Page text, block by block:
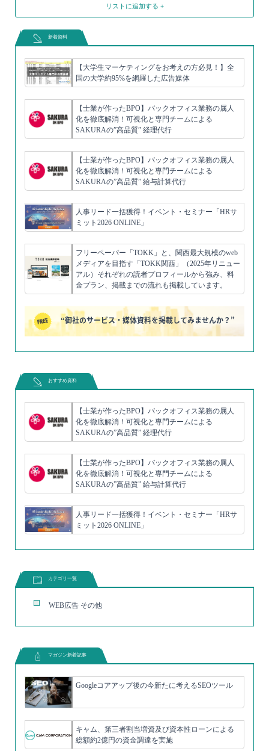
リストに追加する +
新着資料
【大学生マーケティングをお考えの方必見！】全
国の大学約95%を網羅した広告媒体
【士業が作ったBPO】バックオフィス業務の属人
化を徹底解消！可視化と専門チームによる
SAKURAの”高品質” 経理代行
【士業が作ったBPO】バックオフィス業務の属人
化を徹底解消！可視化と専門チームによる
SAKURAの”高品質” 給与計算代行
人事リード一括獲得！イベント・セミナー「HRサ
ミット2026 ONLINE」
フリーペーパー「TOKK」と、関西最大規模のweb
メディアを目指す「TOKK関西」（2025年リニュー
アル）それぞれの読者プロフィールから強み、料
金プラン、掲載までの流れも掲載しています。
“御社のサービス・媒体資料を掲載してみませんか？”
おすすめ資料
【士業が作ったBPO】バックオフィス業務の属人
化を徹底解消！可視化と専門チームによる
SAKURAの”高品質” 経理代行
【士業が作ったBPO】バックオフィス業務の属人
化を徹底解消！可視化と専門チームによる
SAKURAの”高品質” 給与計算代行
人事リード一括獲得！イベント・セミナー「HRサ
ミット2026 ONLINE」
カテゴリ一覧
WEB広告 その他
マガジン新着記事
Googleコアアップ後の今新たに考えるSEOツール
キャム、第三者割当増資及び資本性ローンによる
総額約2億円の資金調達を実施